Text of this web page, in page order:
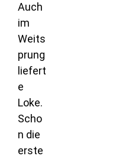
Auch
im
Weits
prung
liefert
e
Loke.
Scho
n die
erste